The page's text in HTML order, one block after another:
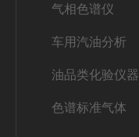
气相色谱仪
车用汽油分析
油品类化验仪器
色谱标准气体